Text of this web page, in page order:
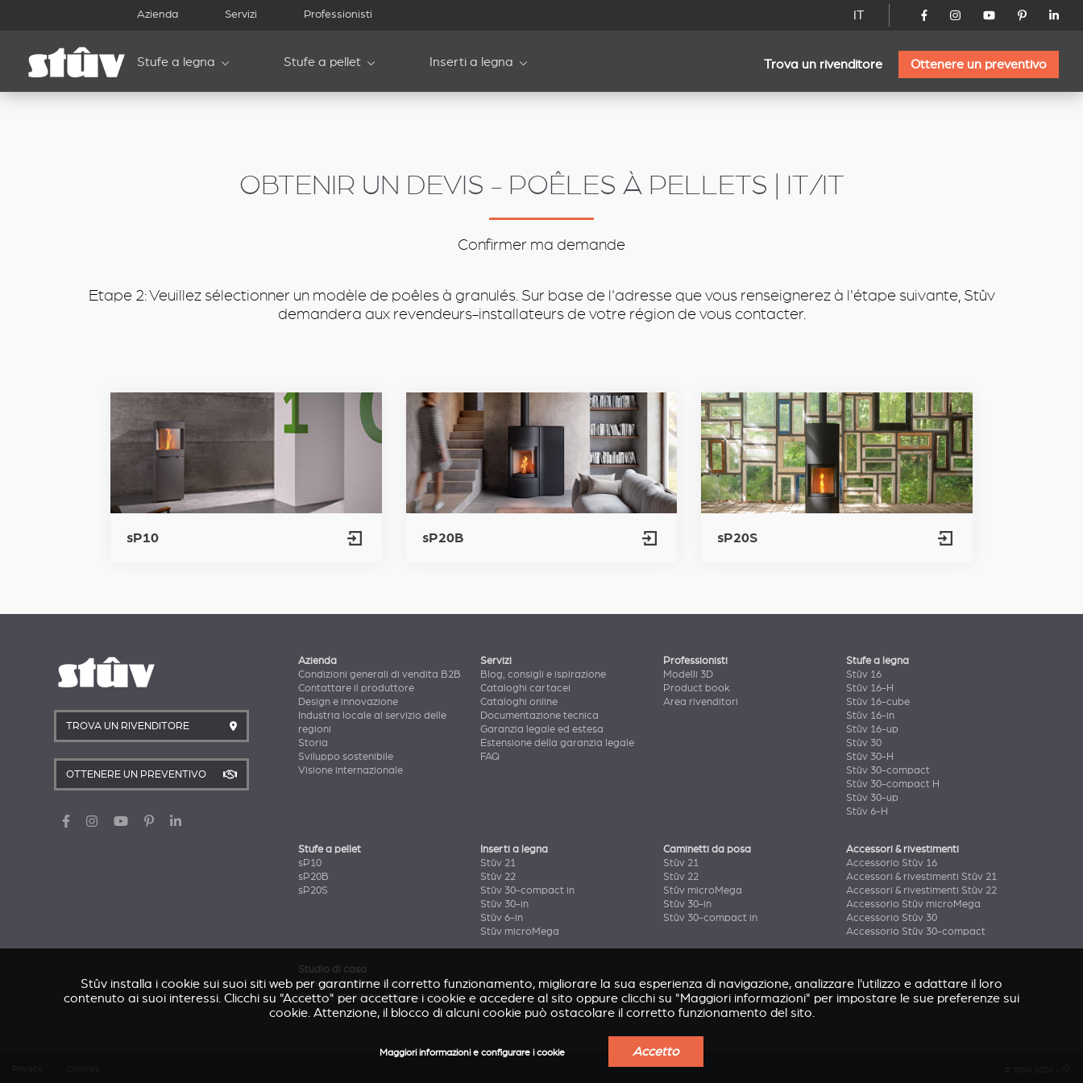
Azienda Servizi Professionisti IT
Stufe a legna Stufe a pellet Inserti a legna Trova un rivenditore Ottenere un preventivo
OBTENIR UN DEVIS - POÊLES À PELLETS | IT/IT
Confirmer ma demande
Etape 2: Veuillez sélectionner un modèle de poêles à granulés. Sur base de l'adresse que vous renseignerez à l'étape suivante, Stûv
demandera aux revendeurs-installateurs de votre région de vous contacter.
sP10 sP20B sP20S
TROVA UN RIVENDITORE
OTTENERE UN PREVENTIVO
Azienda
Condizioni generali di vendita B2B
Contattare il produttore
Design e innovazione
Industria locale al servizio delle
regioni
Storia
Sviluppo sostenibile
Visione internazionale
Servizi
Blog, consigli e ispirazione
Cataloghi cartacei
Cataloghi online
Documentazione tecnica
Garanzia legale ed estesa
Estensione della garanzia legale
FAQ
Professionisti
Modelli 3D
Product book
Area rivenditori
Stufe a legna
Stûv 16
Stûv 16-H
Stûv 16-cube
Stûv 16-in
Stûv 16-up
Stûv 30
Stûv 30-H
Stûv 30-compact
Stûv 30-compact H
Stûv 30-up
Stûv 6-H
Stufe a pellet
sP10
sP20B
sP20S
Inserti a legna
Stûv 21
Stûv 22
Stûv 30-compact in
Stûv 30-in
Stûv 6-in
Stûv microMega
Caminetti da posa
Stûv 21
Stûv 22
Stûv microMega
Stûv 30-in
Stûv 30-compact in
Accessori & rivestimenti
Accessorio Stûv 16
Accessori & rivestimenti Stûv 21
Accessori & rivestimenti Stûv 22
Accessorio Stûv microMega
Accessorio Stûv 30
Accessorio Stûv 30-compact
Studio di caso
Caresse d'Avenir(Stûv 22)
Casa di architetti a Nîmes(sP10)
Stûv installa i cookie sui suoi siti web per garantirne il corretto funzionamento, migliorare la sua esperienza di navigazione, analizzare l'utilizzo e adattare il loro
contenuto ai suoi interessi. Clicchi su "Accetto" per accettare i cookie e accedere al sito oppure clicchi su "Maggiori informazioni" per impostare le sue preferenze sui
cookie. Attenzione, il blocco di alcuni cookie può ostacolare il corretto funzionamento del sito.
Maggiori informazioni e configurare i cookie Accetto